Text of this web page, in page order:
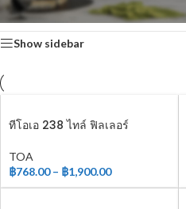
Showing all 4 results
Show sidebar
ทีโอเอ 238 ไทล์ ฟิลเลอร์
TOA
฿768.00 – ฿1,900.00